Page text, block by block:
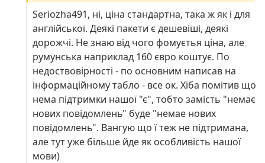
Seriozha491, ні, ціна стандартна, така ж як і для
англійської. Деякі пакети є дешевіші, деякі
дорожчі. Не знаю від чого фомуєтья ціна, але
румунська наприклад 160 євро коштує. По
недоствовірності - по основним написав на
інформаційному табло - все ок. Хіба помітив що
нема підтримки нашої "є", тобто замість "немає
нових повідомлень" буде "немае нових
повідомлень". Вангую що ї теж не підтримана,
але тут уже більше йде як особливість нашої
мови)